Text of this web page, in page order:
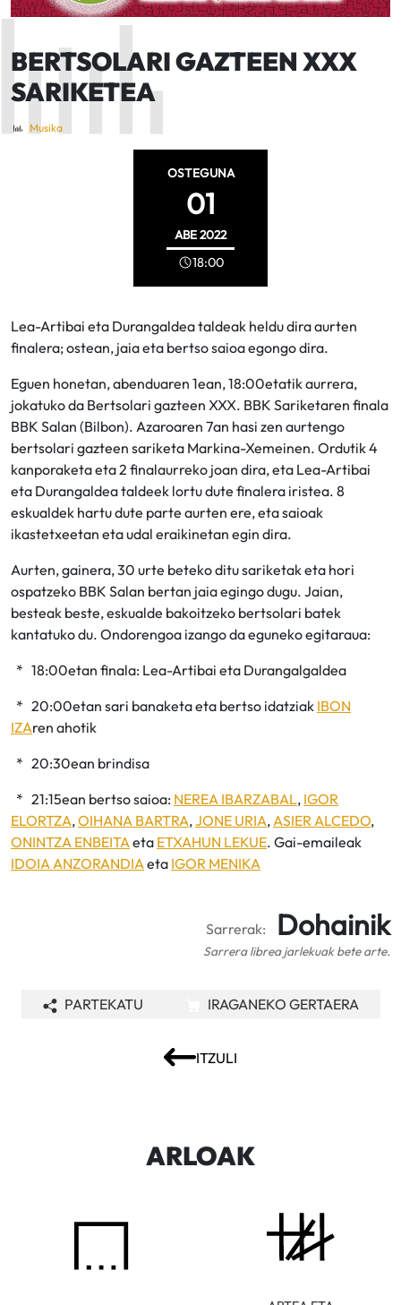
BERTSOLARI GAZTEEN XXX
SARIKETEA
Musika
OSTEGUNA
01
ABE2022
18:00
Lea-Artibai eta Durangaldea taldeak heldu dira aurten
finalera; ostean, jaia eta bertso saioa egongo dira.
Eguen honetan, abenduaren 1ean, 18:00etatik aurrera,
jokatuko da Bertsolari gazteen XXX. BBK Sariketaren finala
BBK Salan (Bilbon). Azaroaren 7an hasi zen aurtengo
bertsolari gazteen sariketa Markina-Xemeinen. Ordutik 4
kanporaketa eta 2 finalaurreko joan dira, eta Lea-Artibai
eta Durangaldea taldeek lortu dute finalera iristea. 8
eskualdek hartu dute parte aurten ere, eta saioak
ikastetxeetan eta udal eraikinetan egin dira.
Aurten, gainera, 30 urte beteko ditu sariketak eta hori
ospatzeko BBK Salan bertan jaia egingo dugu. Jaian,
besteak beste, eskualde bakoitzeko bertsolari batek
kantatuko du. Ondorengoa izango da eguneko egitaraua:
* 18:00etan finala: Lea-Artibai eta Durangalgaldea
* 20:00etan sari banaketa eta bertso idatziak IBON
IZAren ahotik
* 20:30ean brindisa
* 21:15ean bertso saioa: NEREA IBARZABAL, IGOR
ELORTZA,OIHANA BARTRA,JONE URIA, ASIER ALCEDO,
ONINTZA ENBEITA eta ETXAHUN LEKUE. Gai-emaileak
IDOIA ANZORANDIA eta IGOR MENIKA
Sarrerak: Dohainik
Sarrera librea jarlekuak bete arte.
ITZULI
PARTEKATU IRAGANEKO GERTAERA
ARLOAK